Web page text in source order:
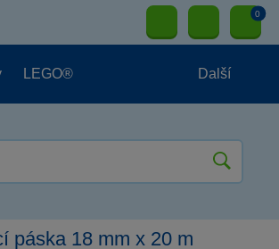
0
LEGO® Další
páska 18 mm x 20 m